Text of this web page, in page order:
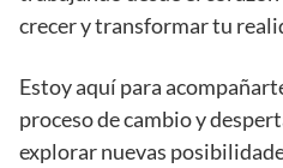
crecer y transformar tu
Estoy aquí para
proceso de cambio y
explorar nuevas